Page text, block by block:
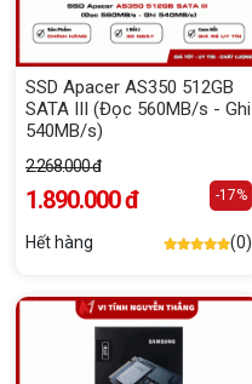
SSD Apacer AS350 512GB
SATA III (Đọc 560MB/s - Ghi
540MB/s)
2.268.000 đ
1.890.000 đ -17%
Hết hàng (0)